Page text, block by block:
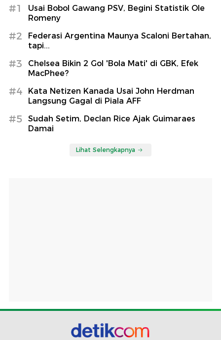
#1
Usai Bobol Gawang PSV, Begini Statistik Ole
Romeny
#2
Federasi Argentina Maunya Scaloni Bertahan,
tapi...
#3
Chelsea Bikin 2 Gol 'Bola Mati' di GBK, Efek
MacPhee?
#4
Kata Netizen Kanada Usai John Herdman
Langsung Gagal di Piala AFF
#5
Sudah Setim, Declan Rice Ajak Guimaraes
Damai
Lihat Selengkapnya